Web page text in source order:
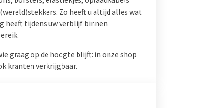
Zo heeft u altijd alles wat
heeft tijdens uw verblijf binnen
graag op de hoogte blijft: in onze shop
kranten verkrijgbaar.